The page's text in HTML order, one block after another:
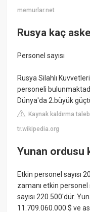
memurlar.net
Rusya kaç
Personel sayısı
Rusya Silahlı
personeli
Dünya'da 2.büyük
Kaynak kaldırma
tr.wikipedia.org
Yunan ordusu
Etkin personel sayısı
zamanı etkin personel
sayısı 220.500'dür.
11.709.060.000 $ ve